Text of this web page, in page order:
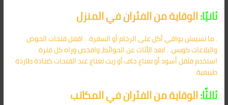
ثانيًا:الوقاية من الفئران في المنزل
. ما تسيبش بواقي أكل على الرخام أو السفرة. . اقفل فتحات الحوض
والبلاعات كويس. . ابعد الأثاث عن الحوائط، وافحص وراه كل فترة. .
استخدم فلفل أسود أو نعناع جاف أو زيت نعناع عند الفتحات كمادة طاردة
طبيعية.
ثالثًا:الوقاية من الفئران في المكاتب